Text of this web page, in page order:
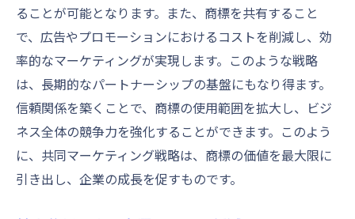
ることが可能となります。また、商標を共有すること
で、広告やプロモーションにおけるコストを削減し、効
率的なマーケティングが実現します。このような戦略
は、長期的なパートナーシップの基盤にもなり得ます。
信頼関係を築くことで、商標の使用範囲を拡大し、ビジ
ネス全体の競争力を強化することができます。このよう
に、共同マーケティング戦略は、商標の価値を最大限に
引き出し、企業の成長を促すものです。